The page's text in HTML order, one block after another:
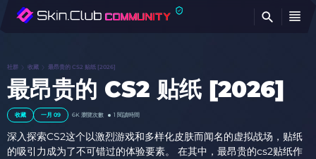
社群 收藏 最昂贵的 CS2 贴纸 [2026]
最昂贵的 CS2 贴纸 [2026]
收藏 一月 09 6K 瀏覽次數 1 閱讀時間
深入探索CS2这个以激烈游戏和多样化皮肤而闻名的虚拟战场，贴纸
的吸引力成为了不可错过的体验要素。 在其中，最昂贵的cs2贴纸作